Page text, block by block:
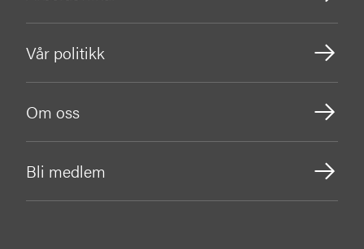
Vår politikk
Om oss
Bli medlem